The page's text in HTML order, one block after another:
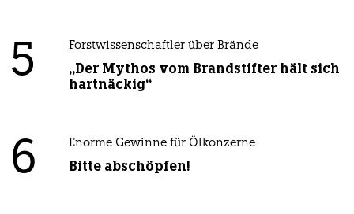
5 Forstwissenschaftler über Brände
„Der Mythos vom Brandstifter hält sich
hartnäckig“
6 Enorme Gewinne für Ölkonzerne
Bitte abschöpfen!